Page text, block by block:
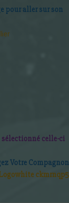
pour aller sur son
celle-ci
Votre Compagnon